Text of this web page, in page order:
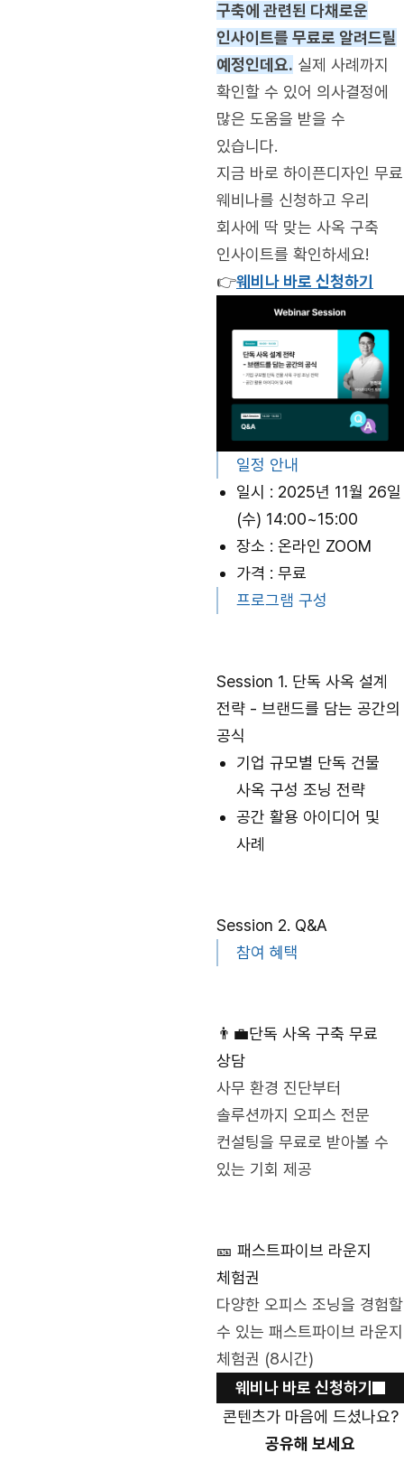
구축에 관련된 다채로운
인사이트를 무료로 알려드릴
예정인데요. 실제 사례까지
확인할 수 있어 의사결정에
많은 도움을 받을 수
있습니다.
지금 바로 하이픈디자인 무료
웨비나를 신청하고 우리
회사에 딱 맞는 사옥 구축
인사이트를 확인하세요!
👉웨비나 바로 신청하기
일정 안내
일시 : 2025년 11월 26일
(수) 14:00~15:00
장소 : 온라인 ZOOM
가격 : 무료
프로그램 구성
Session 1. 단독 사옥 설계
전략 - 브랜드를 담는 공간의
공식
기업 규모별 단독 건물
사옥 구성 조닝 전략
공간 활용 아이디어 및
사례
Session 2. Q&A
참여 혜택
👨‍💼단독 사옥 구축 무료
상담
사무 환경 진단부터
솔루션까지 오피스 전문
컨설팅을 무료로 받아볼 수
있는 기회 제공
🎫 패스트파이브 라운지
체험권
다양한 오피스 조닝을 경험할
수 있는 패스트파이브 라운지
체험권 (8시간)
웨비나 바로 신청하기
콘텐츠가 마음에 드셨나요?
공유해 보세요